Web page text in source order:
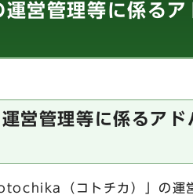
営管理等に係るア
営管理等に係るアド
（コトチカ）」の運